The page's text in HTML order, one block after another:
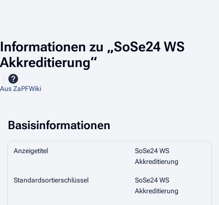
Informationen zu „SoSe24 WS
Akkreditierung“
Aus ZaPFWiki
Basisinformationen
Anzeigetitel
SoSe24 WS
Akkreditierung
Standardsortierschlüssel
SoSe24 WS
Akkreditierung